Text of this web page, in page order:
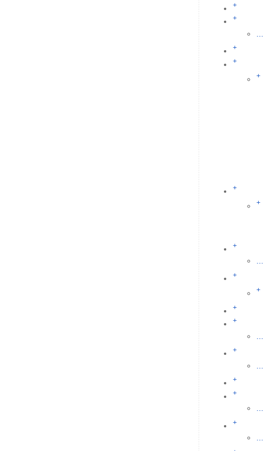
+
+
+
+
+
+
+
+
...
+
+
+
+
+
+
+
...
+
...